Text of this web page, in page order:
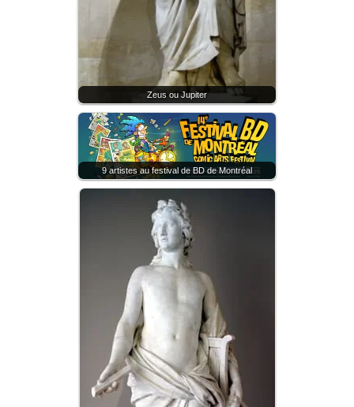
Zeus ou Jupiter
9 artistes au festival de BD de Montréal